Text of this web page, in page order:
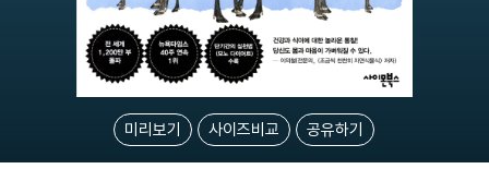
미리보기 사이즈비교 공유하기